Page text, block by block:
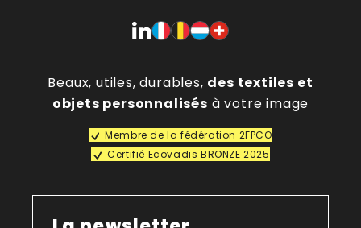
Beaux, utiles, durables, des textiles et
objets personnalisés à votre image
Membre de la fédération 2FPCO
Certifié Ecovadis BRONZE 2025